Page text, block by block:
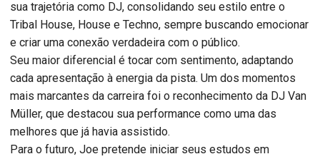
sua trajetória como DJ, consolidando seu estilo entre o
Tribal House, House e Techno, sempre buscando emocionar
e criar uma conexão verdadeira com o público.
Seu maior diferencial é tocar com sentimento, adaptando
cada apresentação à energia da pista. Um dos momentos
mais marcantes da carreira foi o reconhecimento da DJ Van
Müller, que destacou sua performance como uma das
melhores que já havia assistido.
Para o futuro, Joe pretende iniciar seus estudos em